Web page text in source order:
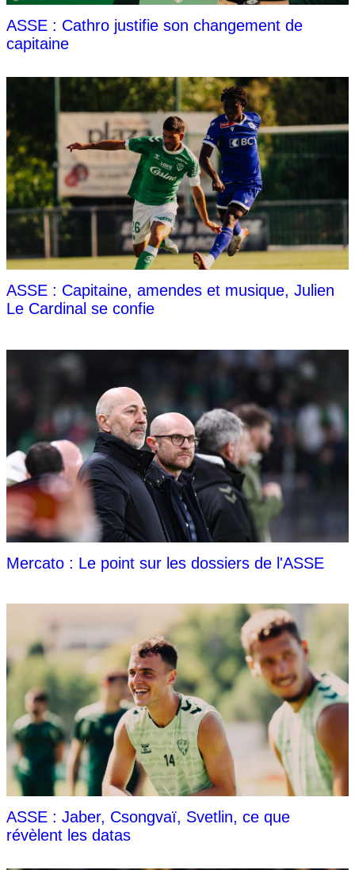
ASSE : Cathro justifie son changement de
capitaine
ASSE : Capitaine, amendes et musique, Julien
Le Cardinal se confie
Mercato : Le point sur les dossiers de l'ASSE
ASSE : Jaber, Csongvaï, Svetlin, ce que
révèlent les datas